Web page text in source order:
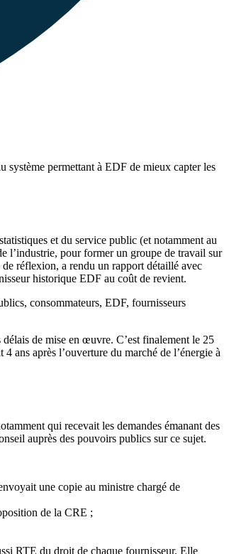
système permettant à EDF de mieux capter les
et du service public (et notamment au
l’industrie, pour former un groupe de travail sur
réflexion, a rendu un rapport détaillé avec
historique EDF au coût de revient.
consommateurs, EDF, fournisseurs
de mise en œuvre. C’est finalement le 25
4 ans après l’ouverture du marché de l’énergie à
qui recevait les demandes émanant des
auprès des pouvoirs publics sur ce sujet.
une copie au ministre chargé de
de la CRE ;
RTE du droit de chaque fournisseur. Elle